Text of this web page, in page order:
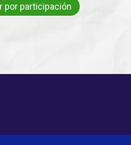
por participación